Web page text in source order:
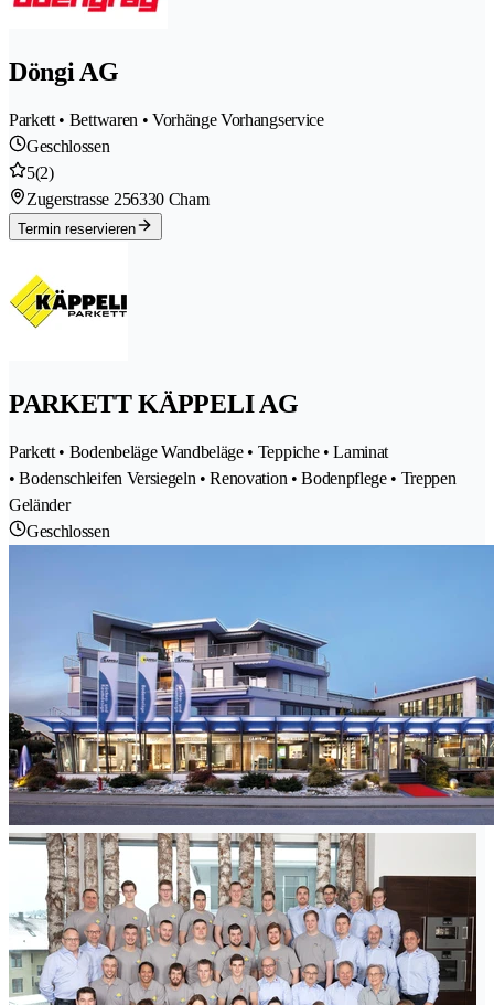
Döngi AG
Parkett • Bettwaren • Vorhänge Vorhangservice
Geschlossen
5(2)
Zugerstrasse 256330 Cham
Termin reservieren
PARKETT KÄPPELI AG
Parkett • Bodenbeläge Wandbeläge • Teppiche • Laminat
• Bodenschleifen Versiegeln • Renovation • Bodenpflege • Treppen
Geländer
Geschlossen